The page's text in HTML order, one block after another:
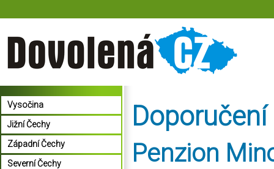
Penzion
Vysočina
Jižní Čechy
Západní Čechy
Severní Čechy